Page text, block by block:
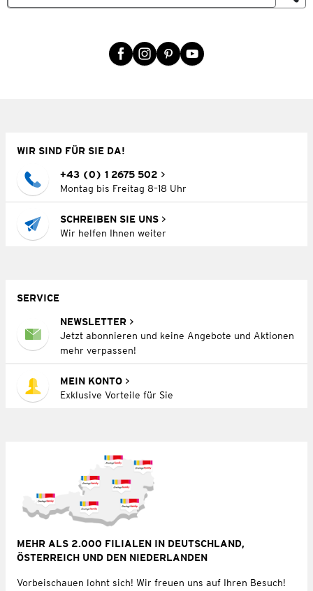
WIR SIND FÜR SIE DA!
+43 (0) 1 2675 502
Montag bis Freitag 8–18 Uhr
SCHREIBEN SIE UNS
Wir helfen Ihnen weiter
SERVICE
NEWSLETTER
Jetzt abonnieren und keine Angebote und Aktionen
mehr verpassen!
MEIN KONTO
Exklusive Vorteile für Sie
MEHR ALS 2.000 FILIALEN IN DEUTSCHLAND,
ÖSTERREICH UND DEN NIEDERLANDEN
Vorbeischauen lohnt sich! Wir freuen uns auf Ihren Besuch!